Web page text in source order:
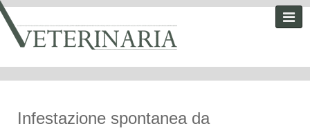
Infestazione spontanea da